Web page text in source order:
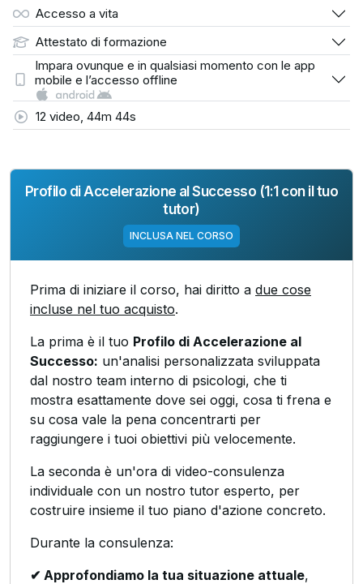
Accesso a vita
Attestato di formazione
Impara ovunque e in qualsiasi momento con le app
mobile e l’accesso offline
12 video, 44m 44s
Profilo di Accelerazione al Successo (1:1 con il tuo
tutor)
INCLUSA NEL CORSO
Prima di iniziare il corso, hai diritto a due cose
incluse nel tuo acquisto.
La prima è il tuo Profilo di Accelerazione al
Successo: un'analisi personalizzata sviluppata
dal nostro team interno di psicologi, che ti
mostra esattamente dove sei oggi, cosa ti frena e
su cosa vale la pena concentrarti per
raggiungere i tuoi obiettivi più velocemente.
La seconda è un'ora di video-consulenza
individuale con un nostro tutor esperto, per
costruire insieme il tuo piano d'azione concreto.
Durante la consulenza:
✔ Approfondiamo la tua situazione attuale,